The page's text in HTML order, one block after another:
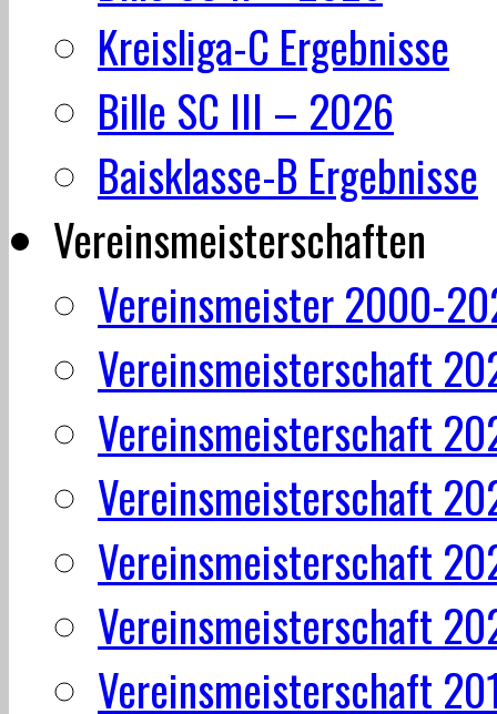
Kreisliga-C Ergebnisse
Bille SC III – 2026
Baisklasse-B Ergebnisse
Vereinsmeisterschaften
Vereinsmeister 2000-
Vereinsmeisterschaft
Vereinsmeisterschaft
Vereinsmeisterschaft
Vereinsmeisterschaft
Vereinsmeisterschaft
Vereinsmeisterschaft